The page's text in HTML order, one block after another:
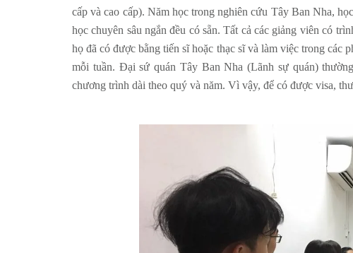
cấp và cao cấp). Năm học trong nghiên cứu Tây Ban Nha,
học chuyên sâu ngắn đều có sẵn. Tất cả các giảng viên có
họ đã có được bằng tiến sĩ hoặc thạc sĩ và làm việc trong
mỗi tuần. Đại sứ quán Tây Ban Nha (Lãnh sự quán)
chương trình dài theo quý và năm. Vì vậy, để có được visa,